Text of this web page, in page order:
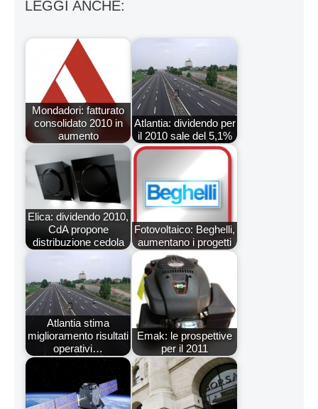
LEGGI ANCHE:
Mondadori: fatturato
consolidato 2010 in
aumento
Atlantia: dividendo per
il 2010 sale del 5,1%
Elica: dividendo 2010,
CdA propone
distribuzione cedola
Fotovoltaico: Beghelli,
aumentano i progetti
Atlantia stima
miglioramento risultati
operativi…
Emak: le prospettive
per il 2011